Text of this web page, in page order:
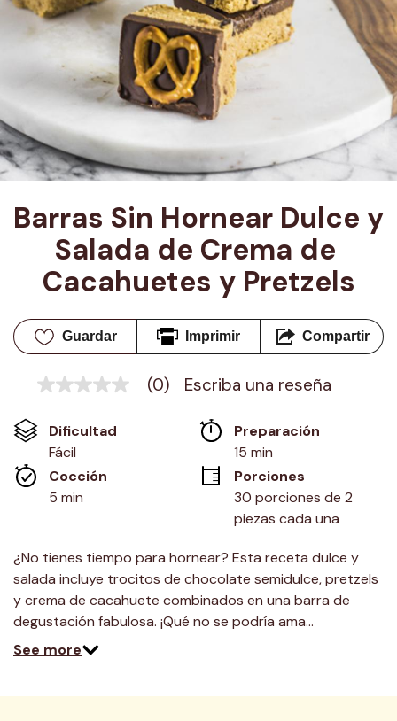
Barras Sin Hornear Dulce y
Salada de Crema de
Cacahuetes y Pretzels
Guardar Imprimir Compartir
Sin
en
misma
página.
(0) Escriba una reseña
Dificultad
Fácil
Preparación
15 min
Cocción
5 min
Porciones
30 porciones de 2
piezas cada una
¿No tienes tiempo para hornear? Esta receta dulce y
salada incluye trocitos de chocolate semidulce, pretzels
y crema de cacahuete combinados en una barra de
degustación fabulosa. ¡Qué no se podría ama…
See more